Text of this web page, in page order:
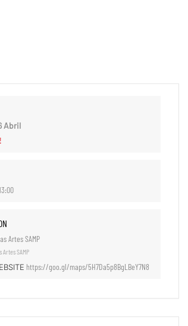
Abril
Artes SAMP
Artes SAMP
https://goo.gl/maps/5H7Da5p8BgLBeY7N8